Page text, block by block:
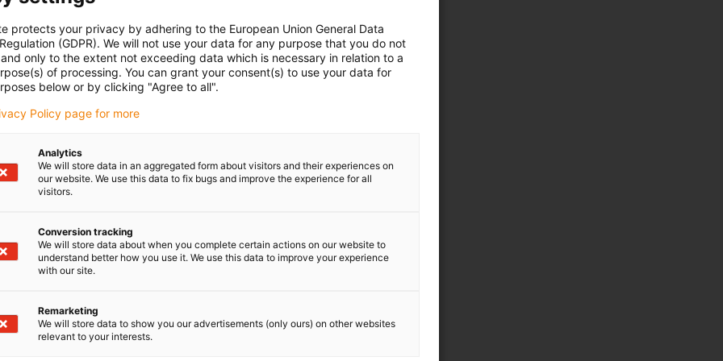
do bezpiecznego montażu aluminiowej rynny
on z kilku elementów wymaganych do solidnego i równego
ślizgowej.
protects your privacy by adhering to the European Union General Data
(GDPR). We will not use your data for any purpose that you do not
only to the extent not exceeding data which is necessary in relation to a
of processing. You can grant your consent(s) to use your data for
below or by clicking "Agree to all".
Policy page for more
Analytics
We will store data in an aggregated form about visitors and their experiences on
our website. We use this data to fix bugs and improve the experience for all
visitors.
Conversion tracking
We will store data about when you complete certain actions on our website to
understand better how you use it. We use this data to improve your experience
with our site.
Remarketing
We will store data to show you our advertisements (only ours) on other websites
relevant to your interests.